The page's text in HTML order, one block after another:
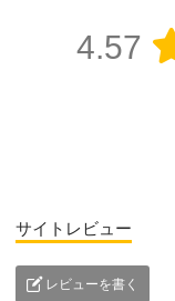
4.57
サイトレビュー
レビューを書く